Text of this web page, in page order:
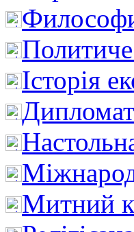
Історія
Митний